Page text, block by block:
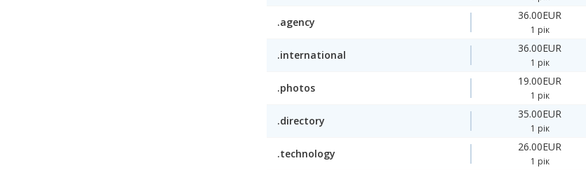
.agency
36.00EUR
1 рік
.international
36.00EUR
1 рік
.photos
19.00EUR
1 рік
.directory
35.00EUR
1 рік
.technology
26.00EUR
1 рік